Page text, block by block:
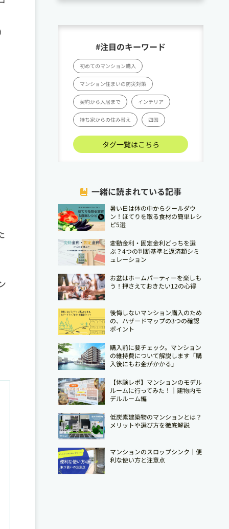
#注目のキーワード
初めてのマンション購入
マンション住まいの防災対策
契約から入居まで インテリア
持ち家からの住み替え 四国
タグ一覧はこちら
一緒に読まれている記事
暑い日は体の中からクールダウ
ン！ほてりを取る食材の簡単レシ
ピ5選
変動金利・固定金利どっちを選
ぶ？4つの判断基準と返済額シミ
ュレーション
お盆はホームパーティーを楽しも
う！押さえておきたい12の心得
後悔しないマンション購入のため
の、ハザードマップの3つの確認
ポイント
購入前に要チェック。マンション
の維持費について解説します「購
入後にもお金がかかる」
【体験レポ】マンションのモデル
ルームに行ってみた！｜建物内モ
デルルーム編
低炭素建築物のマンションとは？
メリットや選び方を徹底解説
マンションのスロップシンク│便
利な使い方と注意点